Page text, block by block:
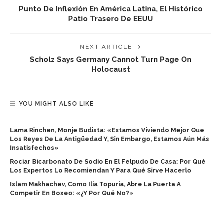
Punto De Inflexión En América Latina, El Histórico
Patio Trasero De EEUU
NEXT ARTICLE
Scholz Says Germany Cannot Turn Page On
Holocaust
YOU MIGHT ALSO LIKE
Lama Rinchen, Monje Budista: «Estamos Viviendo Mejor Que
Los Reyes De La Antigüedad Y, Sin Embargo, Estamos Aún Más
Insatisfechos»
Rociar Bicarbonato De Sodio En El Felpudo De Casa: Por Qué
Los Expertos Lo Recomiendan Y Para Qué Sirve Hacerlo
Islam Makhachev, Como Ilia Topuria, Abre La Puerta A
Competir En Boxeo: «¿Y Por Qué No?»